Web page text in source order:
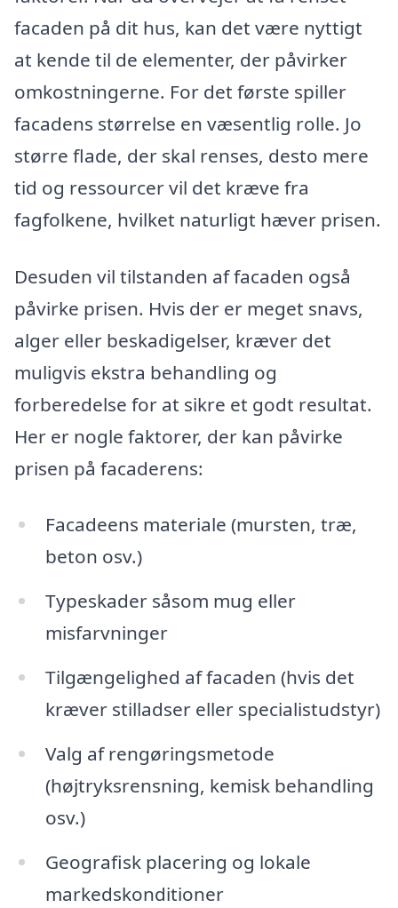
facaden på dit hus, kan det være nyttigt
at kende til de elementer, der påvirker
omkostningerne. For det første spiller
facadens størrelse en væsentlig rolle. Jo
større flade, der skal renses, desto mere
tid og ressourcer vil det kræve fra
fagfolkene, hvilket naturligt hæver prisen.
Desuden vil tilstanden af facaden også
påvirke prisen. Hvis der er meget snavs,
alger eller beskadigelser, kræver det
muligvis ekstra behandling og
forberedelse for at sikre et godt resultat.
Her er nogle faktorer, der kan påvirke
prisen på facaderens:
Facadeens materiale (mursten, træ,
beton osv.)
Typeskader såsom mug eller
misfarvninger
Tilgængelighed af facaden (hvis det
kræver stilladser eller specialistudstyr)
Valg af rengøringsmetode
(højtryksrensning, kemisk behandling
osv.)
Geografisk placering og lokale
markedskonditioner